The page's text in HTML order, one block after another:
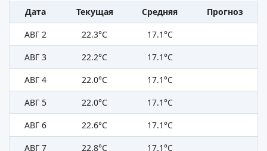
Дата Текущая Средняя
Прогноз
АВГ 2
22.3°C
17.1°C
АВГ 3
22.2°C
17.1°C
АВГ 4
22.0°C
17.1°C
АВГ 5
22.0°C
17.1°C
АВГ 6
22.6°C
17.1°C
АВГ 7
22.8°C 17.1°C